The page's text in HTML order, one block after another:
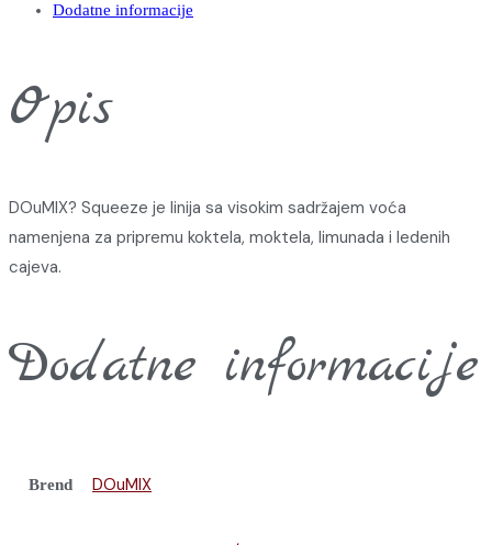
Dodatne informacije
Opis
DOuMIX? Squeeze je linija sa visokim sadržajem voća
namenjena za pripremu koktela, moktela, limunada i ledenih
cajeva.
Dodatne informacije
Brend DOuMIX